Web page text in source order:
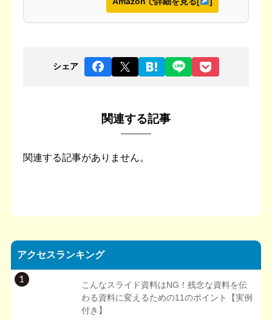
シェア
関連する記事
関連する記事がありません。
アクセスランキング
1
こんなスライド資料はNG！残念な資料を伝
わる資料に変えるための11のポイント【実例
付き】